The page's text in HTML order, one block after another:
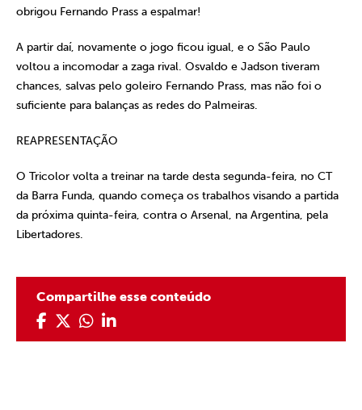
obrigou Fernando Prass a espalmar!
A partir daí, novamente o jogo ficou igual, e o São Paulo
voltou a incomodar a zaga rival. Osvaldo e Jadson tiveram
chances, salvas pelo goleiro Fernando Prass, mas não foi o
suficiente para balanças as redes do Palmeiras.
REAPRESENTAÇÃO
O Tricolor volta a treinar na tarde desta segunda-feira, no CT
da Barra Funda, quando começa os trabalhos visando a partida
da próxima quinta-feira, contra o Arsenal, na Argentina, pela
Libertadores.
Compartilhe esse conteúdo